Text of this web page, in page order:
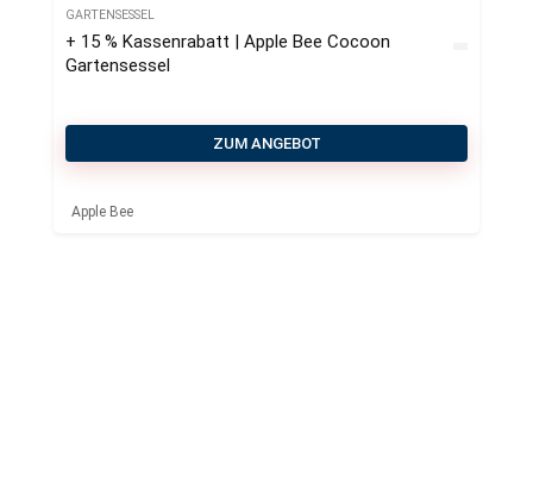
GARTENSESSEL
+ 15 % Kassenrabatt | Apple Bee Cocoon
Gartensessel
ZUM ANGEBOT
Apple Bee